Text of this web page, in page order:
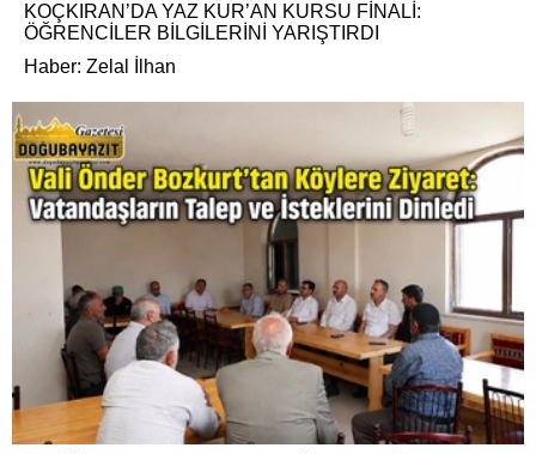
KOÇKIRAN’DA YAZ KUR’AN KURSU FİNALİ:
ÖĞRENCİLER BİLGİLERİNİ YARIŞTIRDI
Haber: Zelal İlhan